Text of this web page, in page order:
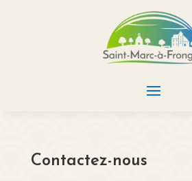
Contactez-nous